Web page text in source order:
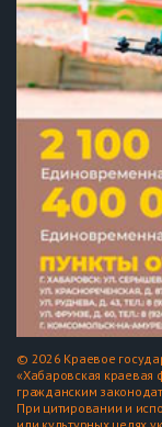
© 2026 Краевое
«Хабаровская
гражданским
При цитировании и